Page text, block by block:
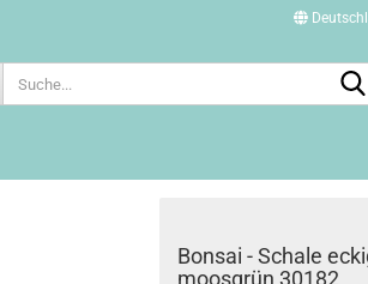
Bonsai - Schale
moosgrün 30182